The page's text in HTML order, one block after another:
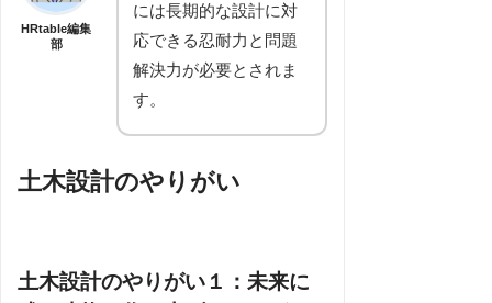
HRtable編集
部
には長期的な設計に対
応できる忍耐力と問題
解決力が必要とされま
す。
土木設計のやりがい
土木設計のやりがい１：未来に